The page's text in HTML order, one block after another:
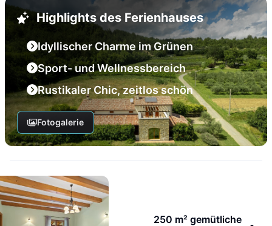
Highlights des Ferienhauses
Idyllischer Charme im Grünen
Sport- und Wellnessbereich
Rustikaler Chic, zeitlos schön
Fotogalerie
250 m² gemütliche